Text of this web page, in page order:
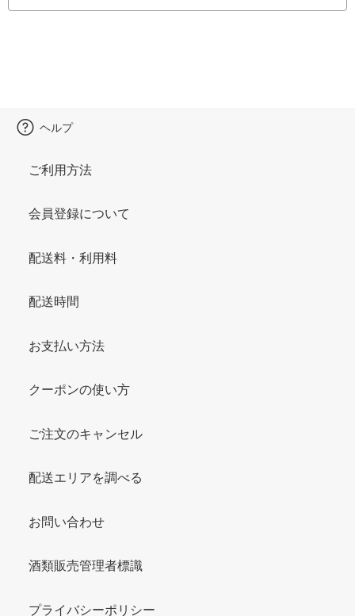
ヘルプ
ご利用方法
会員登録について
配送料・利用料
配送時間
お支払い方法
クーポンの使い方
ご注文のキャンセル
配送エリアを調べる
お問い合わせ
酒類販売管理者標識
プライバシーポリシー